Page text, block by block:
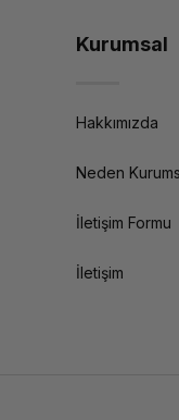
Kurumsal
Hakkımızda
Neden
İletişim Formu
İletişim